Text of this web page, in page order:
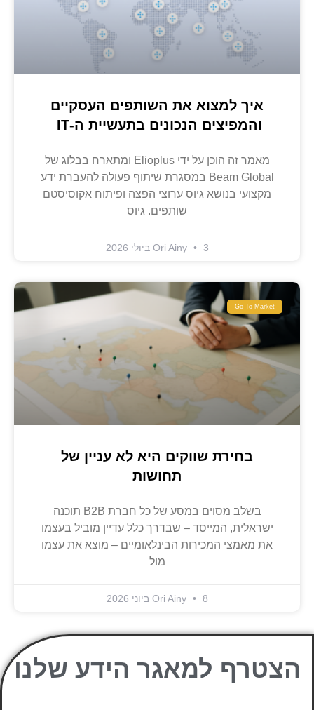
איך למצוא את השותפים העסקיים
והמפיצים הנכונים בתעשיית ה-IT
מאמר זה הוכן על ידי Elioplus ומתארח בבלוג של
Beam Global במסגרת שיתוף פעולה להעברת ידע
מקצועי בנושא גיוס ערוצי הפצה ופיתוח אקוסיסטם
שותפים. גיוס
Ori Ainy 3 ביולי 2026
Go-To-Market
בחירת שווקים היא לא עניין של
תחושות
בשלב מסוים במסע של כל חברת B2B תוכנה
ישראלית, המייסד – שבדרך כלל עדיין מוביל בעצמו
את מאמצי המכירות הבינלאומיים – מוצא את עצמו
מול
Ori Ainy 8 ביוני 2026
הצטרף למאגר הידע שלנו